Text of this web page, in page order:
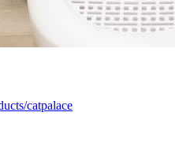
catpalace